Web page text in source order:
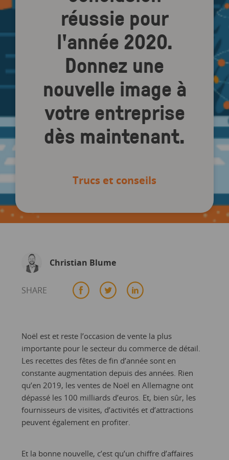
réussie pour
l'année 2020.
Donnez une
nouvelle image à
votre entreprise
dès maintenant.
Trucs et conseils
Christian Blume
SHARE
Noël est et reste l’occasion de vente la plus
importante pour le secteur du commerce de détail.
Les recettes des fêtes de fin d’année sont en
constante augmentation depuis des années. Rien
qu’en 2019, les ventes de Noël en Allemagne ont
dépassé les 100 milliards d’euros. Et, bien sûr, les
fournisseurs de visites, d’activités et d’attractions
peuvent également en profiter.
Et la bonne nouvelle, c’est qu’un chiffre d’affaires